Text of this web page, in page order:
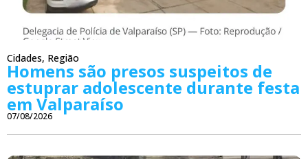
Cidades, Região
Homens são presos suspeitos de
estuprar adolescente durante festa
em Valparaíso
07/08/2026